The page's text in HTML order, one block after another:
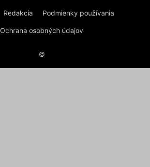
Redakcia Podmienky používania
Ochrana osobných údajov
©